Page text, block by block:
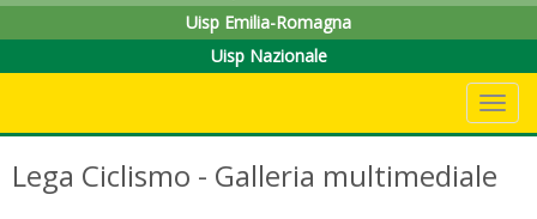
Uisp Emilia-Romagna
Uisp Nazionale
Lega Ciclismo - Galleria multimediale